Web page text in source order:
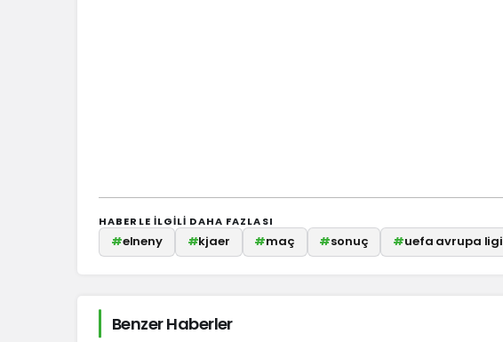
HABERLE ILGILI DAHA FAZLASI
#elneny #kjaer #maç #sonuç #uefa avrupa ligi
Benzer Haberler